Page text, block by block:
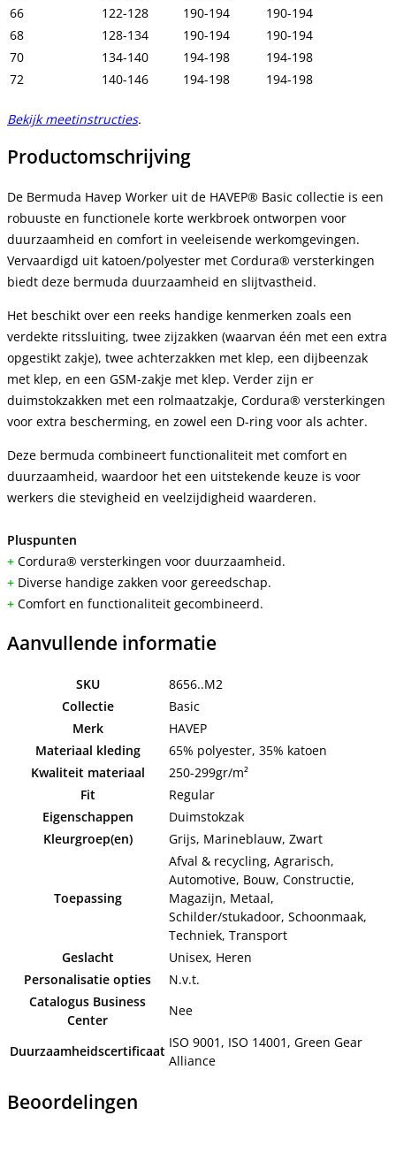
66
122-128 190-194
190-194
68
128-134 190-194
190-194
70
134-140 194-198
194-198
72
140-146 194-198 194-198
Bekijk meetinstructies.
Productomschrijving
De Bermuda Havep Worker uit de HAVEP® Basic collectie is een
robuuste en functionele korte werkbroek ontworpen voor
duurzaamheid en comfort in veeleisende werkomgevingen.
Vervaardigd uit katoen/polyester met Cordura® versterkingen
biedt deze bermuda duurzaamheid en slijtvastheid.
Het beschikt over een reeks handige kenmerken zoals een
verdekte ritssluiting, twee zijzakken (waarvan één met een extra
opgestikt zakje), twee achterzakken met klep, een dijbeenzak
met klep, en een GSM-zakje met klep. Verder zijn er
duimstokzakken met een rolmaatzakje, Cordura® versterkingen
voor extra bescherming, en zowel een D-ring voor als achter.
Deze bermuda combineert functionaliteit met comfort en
duurzaamheid, waardoor het een uitstekende keuze is voor
werkers die stevigheid en veelzijdigheid waarderen.
Pluspunten
+ Cordura® versterkingen voor duurzaamheid.
+ Diverse handige zakken voor gereedschap.
+ Comfort en functionaliteit gecombineerd.
Aanvullende informatie
SKU
8656..M2
Collectie
Basic
Merk
HAVEP
Materiaal kleding
65% polyester, 35% katoen
Kwaliteit materiaal
250-299gr/m²
Fit
Regular
Eigenschappen
Duimstokzak
Kleurgroep(en)
Grijs, Marineblauw, Zwart
Toepassing
Afval & recycling, Agrarisch,
Automotive, Bouw, Constructie,
Magazijn, Metaal,
Schilder/stukadoor, Schoonmaak,
Techniek, Transport
Geslacht
Unisex, Heren
Personalisatie opties
N.v.t.
Catalogus Business
Center
Nee
Duurzaamheidscertificaat
ISO 9001, ISO 14001, Green Gear
Alliance
Beoordelingen